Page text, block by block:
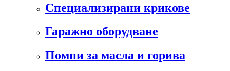
Специализирани крикове
Гаражно оборудване
Помпи за масла и горива